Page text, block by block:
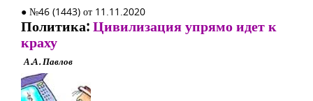
● №46 (1443) от 11.11.2020
Политика:Цивилизация упрямо идет к
краху
А.А. Павлов